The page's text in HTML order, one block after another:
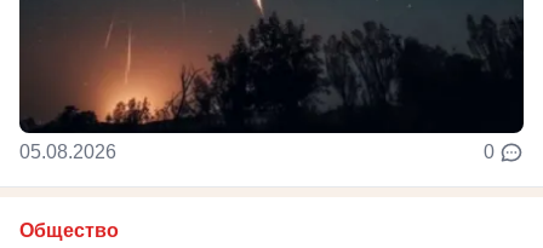
05.08.2026 0
Общество